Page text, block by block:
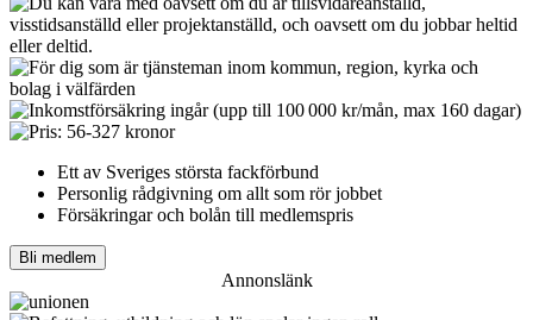
Ett av Sveriges största fackförbund
Personlig rådgivning om allt som rör jobbet
Försäkringar och bolån till medlemspris
Bli medlem
Annonslänk